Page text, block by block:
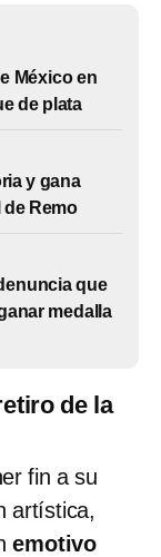
México en
de plata
y gana
de Remo
que
medalla
de la
fin a su
artística,
emotivo